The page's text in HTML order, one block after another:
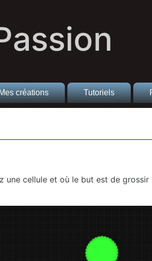
créations Tutoriels
une cellule et où le but est de